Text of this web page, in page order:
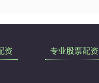
资 专业股票配资